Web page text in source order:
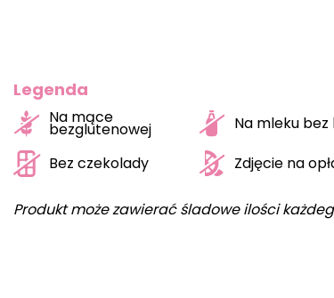
Legenda
Na mące
bezglutenowej Na mleku
Bez czekolady
Zdjęcie na
Produkt może zawierać śladowe ilości